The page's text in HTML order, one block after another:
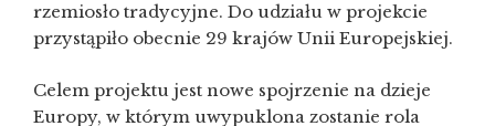
rzemiosło tradycyjne. Do udziału w projekcie
przystąpiło obecnie 29 krajów Unii Europejskiej.
Celem projektu jest nowe spojrzenie na dzieje
Europy, w którym uwypuklona zostanie rola